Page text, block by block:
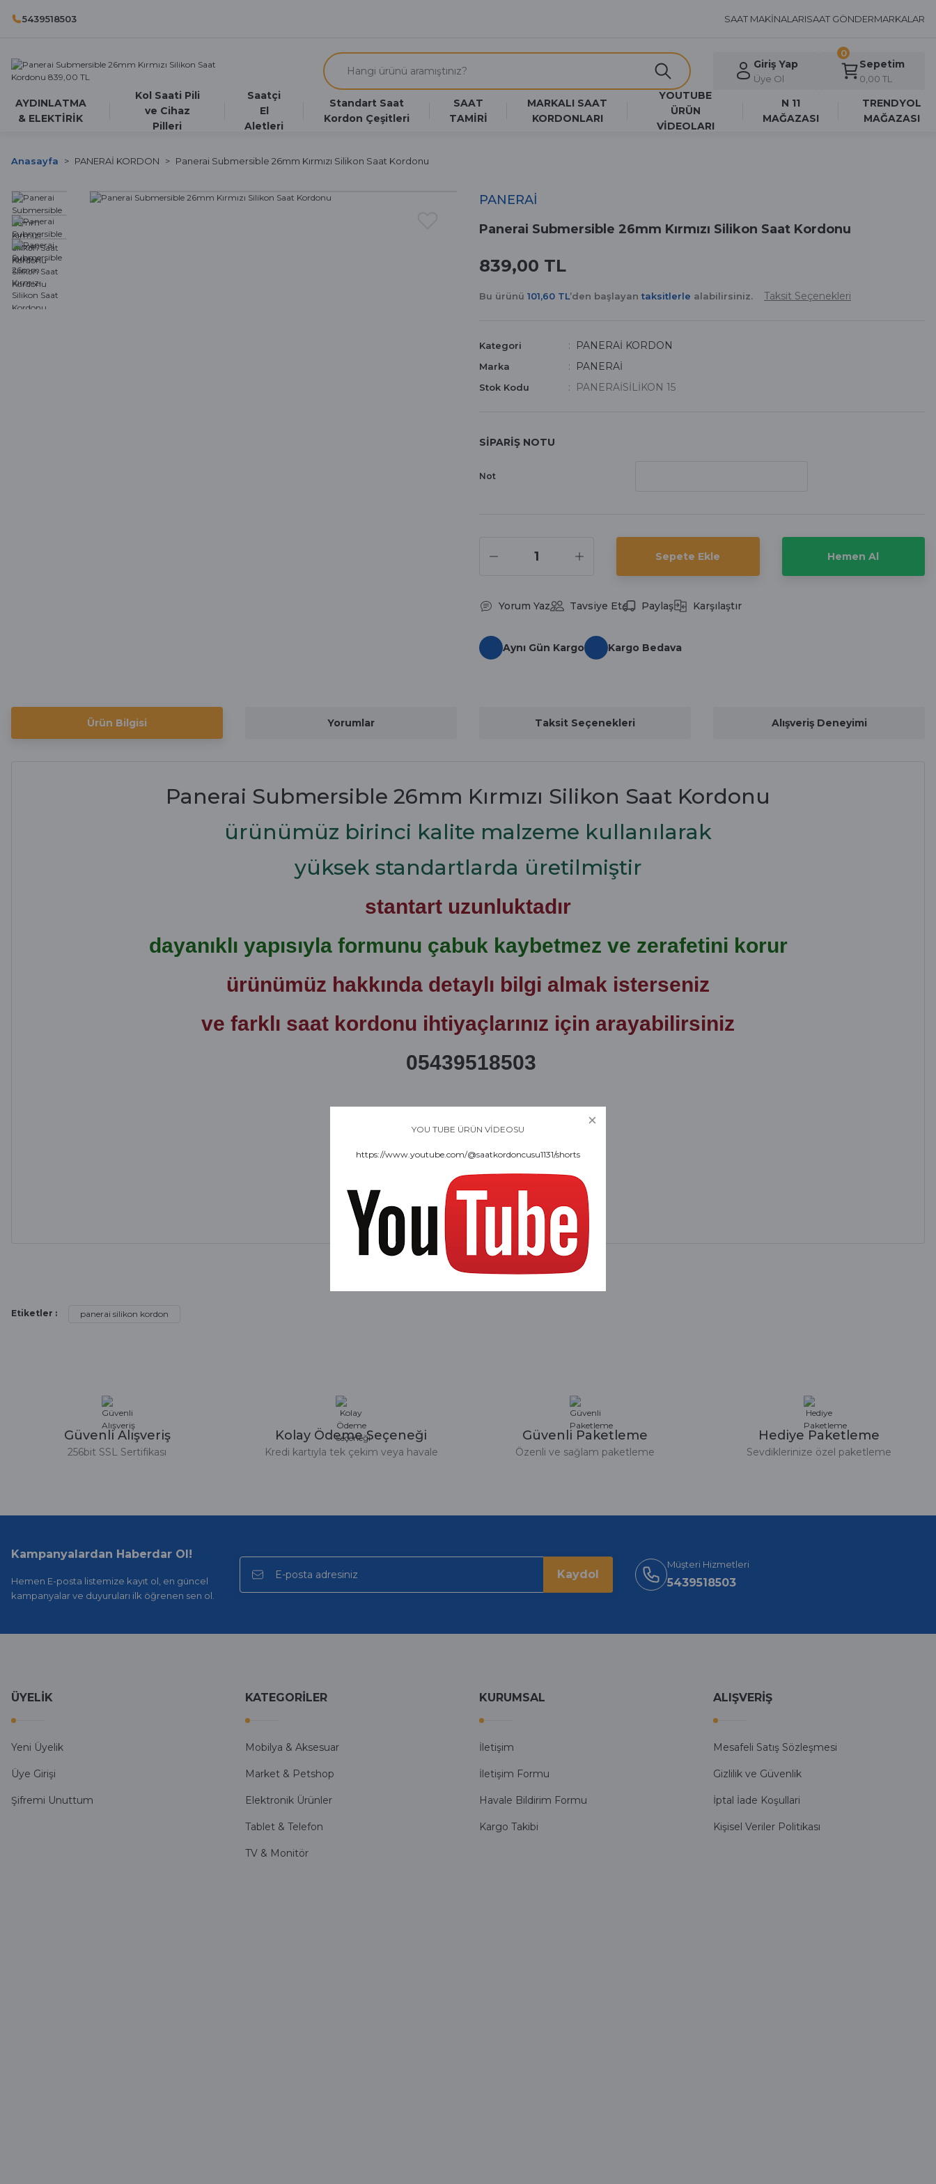
5439518503 SAAT MAKİNALARISAAT GÖNDERMARKALAR
Giriş Yap
Üye Ol
Sepetim
0,00 TL
0
AYDINLATMA
& ELEKTİRİK
Kol Saati Pili
ve Cihaz
Pilleri
Saatçi
El
Aletleri
Standart Saat
Kordon Çeşitleri
SAAT
TAMİRİ
MARKALI SAAT
KORDONLARI
YOUTUBE
ÜRÜN
VİDEOLARI
N 11
MAĞAZASI
TRENDYOL
MAĞAZASI
Anasayfa PANERAİ KORDON Panerai Submersible 26mm Kırmızı Silikon Saat Kordonu
PANERAİ
Panerai Submersible 26mm Kırmızı Silikon Saat Kordonu
839,00 TL
Bu ürünü 101,60 TL’den başlayan taksitlerle alabilirsiniz. Taksit Seçenekleri
Kategori PANERAİ KORDON
Marka PANERAİ
Stok Kodu PANERAİSİLİKON 15
SİPARİŞ NOTU
Not
Sepete Ekle Hemen Al
Yorum Yaz Tavsiye Et Paylaş Karşılaştır
Aynı Gün Kargo Kargo Bedava
Ürün Bilgisi Yorumlar Taksit Seçenekleri Alışveriş Deneyimi
Panerai Submersible 26mm Kırmızı Silikon Saat Kordonu
ürünümüz birinci kalite malzeme kullanılarak
yüksek standartlarda üretilmiştir
stantart uzunluktadır
dayanıklı yapısıyla formunu çabuk kaybetmez ve zerafetini korur
ürünümüz hakkında detaylı bilgi almak isterseniz
ve farklı saat kordonu ihtiyaçlarınız için arayabilirsiniz
05439518503
Serdar Keskin | 19/05/2026
Swatch yos Model saatime aldim arayip teyit aldiktan sonra yolladılar saatimede tam oldu
Mehmet Kenan | 18/02/2026
Onur Kerem Öztürk | 28/07/2025
mehmet yıldız | 19/06/2025
Kamil Uğur | 15/06/2025
Etiketler : panerai silikon kordon
Güvenli Alışveriş
256bit SSL Sertifikası
Kolay Ödeme Seçeneği
Kredi kartıyla tek çekim veya havale
Güvenli Paketleme
Özenli ve sağlam paketleme
Hediye Paketleme
Sevdiklerinize özel paketleme
Kampanyalardan Haberdar Ol!
Hemen E-posta listemize kayıt ol, en güncel
kampanyalar ve duyuruları ilk öğrenen sen ol.
Kaydol
Müşteri Hizmetleri
5439518503
ÜYELİK
Yeni Üyelik
Üye Girişi
Şifremi Unuttum
KATEGORİLER
Mobilya & Aksesuar
Market & Petshop
Elektronik Ürünler
Tablet & Telefon
TV & Monitör
KURUMSAL
İletişim
İletişim Formu
Havale Bildirim Formu
Kargo Takibi
ALIŞVERİŞ
Mesafeli Satış Sözleşmesi
Gizlilik ve Güvenlik
İptal İade Koşullari
Kişisel Veriler Politikası
YOU TUBE ÜRÜN VİDEOSU
https://www.youtube.com/@saatkordoncusu1131/shorts